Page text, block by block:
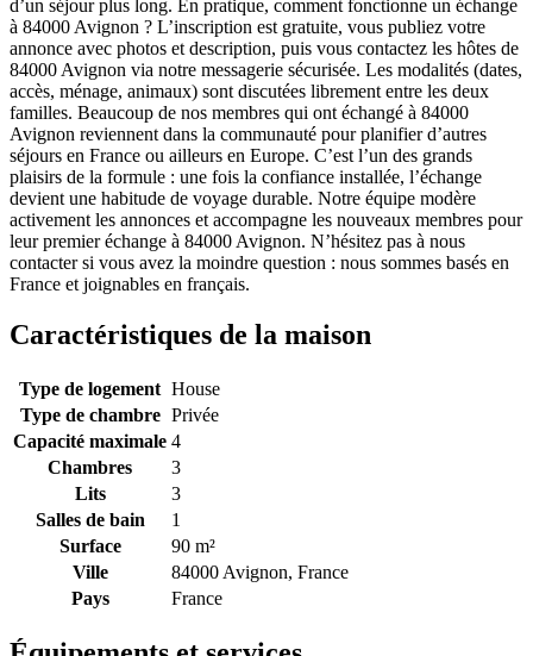
d’un séjour plus long. En pratique, comment fonctionne un échange
à 84000 Avignon ? L’inscription est gratuite, vous publiez votre
annonce avec photos et description, puis vous contactez les hôtes de
84000 Avignon via notre messagerie sécurisée. Les modalités (dates,
accès, ménage, animaux) sont discutées librement entre les deux
familles. Beaucoup de nos membres qui ont échangé à 84000
Avignon reviennent dans la communauté pour planifier d’autres
séjours en France ou ailleurs en Europe. C’est l’un des grands
plaisirs de la formule : une fois la confiance installée, l’échange
devient une habitude de voyage durable. Notre équipe modère
activement les annonces et accompagne les nouveaux membres pour
leur premier échange à 84000 Avignon. N’hésitez pas à nous
contacter si vous avez la moindre question : nous sommes basés en
France et joignables en français.
Caractéristiques de la maison
Type de logement House
Type de chambre Privée
Capacité maximale 4
Chambres
3
Lits
3
Salles de bain
1
Surface
90 m²
Ville
84000 Avignon, France
Pays
France